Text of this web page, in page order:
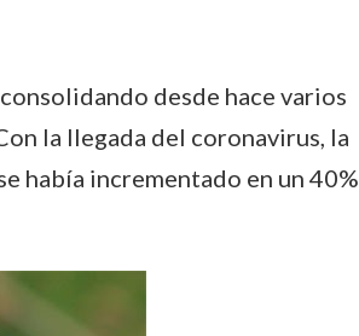
desde hace varios
la llegada del coronavirus, la
había incrementado en un 40%